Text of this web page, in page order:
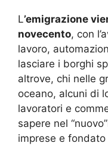
L’emigrazione
novecento, con
lavoro,
lasciare i borghi
altrove, chi nelle
oceano, alcuni di
lavoratori e
sapere nel
imprese e